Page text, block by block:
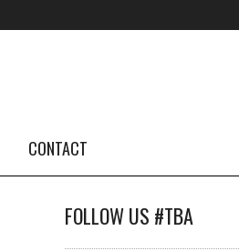
CONTACT
FOLLOW US #TBA